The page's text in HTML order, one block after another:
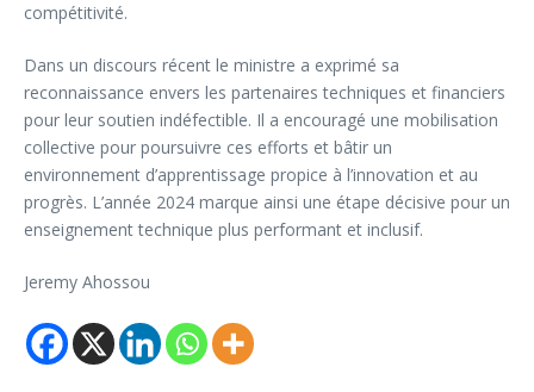
compétitivité.
Dans un discours récent le ministre a exprimé sa
reconnaissance envers les partenaires techniques et financiers
pour leur soutien indéfectible. Il a encouragé une mobilisation
collective pour poursuivre ces efforts et bâtir un
environnement d’apprentissage propice à l’innovation et au
progrès. L’année 2024 marque ainsi une étape décisive pour un
enseignement technique plus performant et inclusif.
Jeremy Ahossou